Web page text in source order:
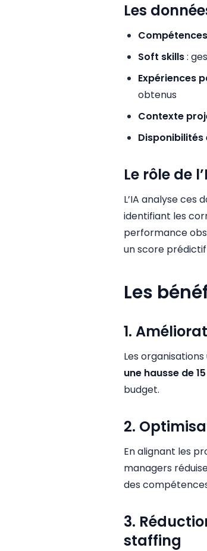
Les
Soft skills:
Expériences
obtenus
Contexte
Le rôle de
L’IA analyse ces
identifiant les
performance
un score
Les
1.
Les
une hausse de
budget.
2.
En alignant les
managers
des
3.
staffing